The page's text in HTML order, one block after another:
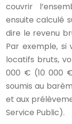
couvrir
ensuite calculé
dire le revenu
Par exemple, si
locatifs bruts,
000 € (10 000
soumis au
et aux
Service Public).